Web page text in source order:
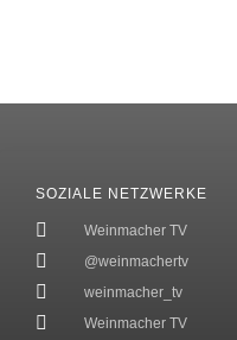
SOZIALE NETZWERKE
Weinmacher TV
@weinmachertv
weinmacher_tv
Weinmacher TV